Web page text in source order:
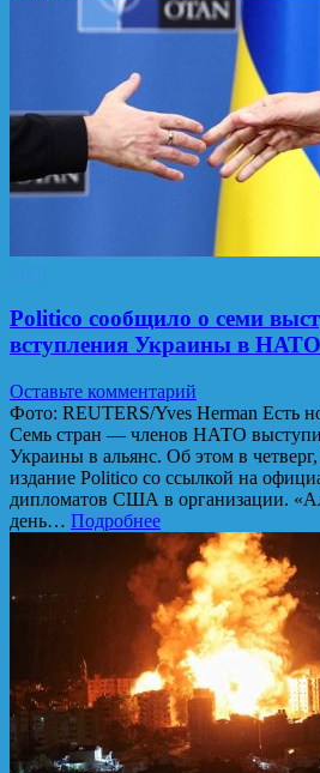
Politicо сообщило о семи
вступления Украины в НАТО
Оставьте комментарий
Фото: REUTERS/Yves Herman Есть
Семь стран — членов НАТО
Украины в альянс. Об этом в
издание Politico со ссылкой на
дипломатов США в организации.
день… Подробнее